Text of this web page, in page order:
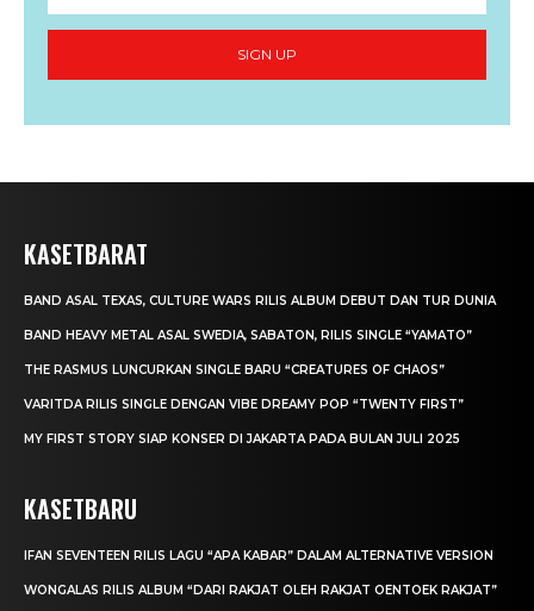
SIGN UP
KASETBARAT
BAND ASAL TEXAS, CULTURE WARS RILIS ALBUM DEBUT DAN TUR DUNIA
BAND HEAVY METAL ASAL SWEDIA, SABATON, RILIS SINGLE “YAMATO”
THE RASMUS LUNCURKAN SINGLE BARU “CREATURES OF CHAOS”
VARITDA RILIS SINGLE DENGAN VIBE DREAMY POP “TWENTY FIRST”
MY FIRST STORY SIAP KONSER DI JAKARTA PADA BULAN JULI 2025
KASETBARU
IFAN SEVENTEEN RILIS LAGU “APA KABAR” DALAM ALTERNATIVE VERSION
WONGALAS RILIS ALBUM “DARI RAKJAT OLEH RAKJAT OENTOEK RAKJAT”